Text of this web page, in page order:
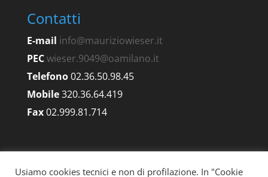
Contatti
E-mail info@mauriziowieser.it
PECwieser.9049@oamilano.it
Telefono02.36.50.98.45
Mobile320.36.64.419
Fax02.999.81.714
Usiamo cookies tecnici e non di profilazione. In "Cookie